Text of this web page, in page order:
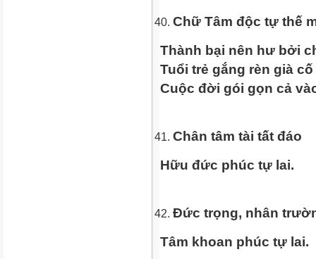
Chữ Tâm độc tự thế
Thành bại nên hư bởi
Tuổi trẻ gắng rèn già
Cuộc đời gói gọn cả
Chân tâm tài tất đáo
Hữu đức phúc tự lai.
Đức trọng, nhân
Tâm khoan phúc tự lai.